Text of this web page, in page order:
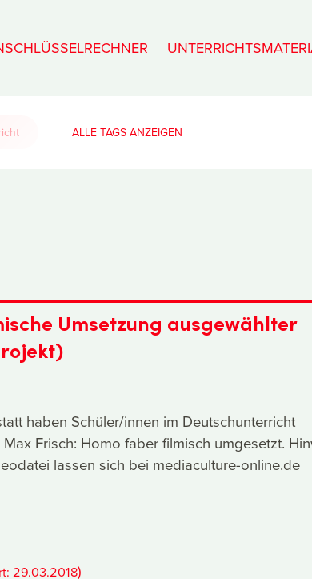
ALLE TAGS
Umsetzung ausgewählter
haben Schüler/innen im Deutschunterricht
Frisch: Homo faber filmisch umgesetzt.
lassen sich bei mediaculture-online.de
29.03.2018)